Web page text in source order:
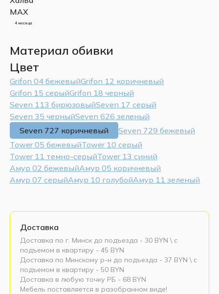
4 месяца
Материал обивки
Цвет
Grifon 04 бежевыйGrifon 12 коричневый
Grifon 15 серыйGrifon 18 черный
Seven 113 бирюзовыйSeven 17 серый
Seven 35 черныйSeven 626 зеленый
Seven 727 коричневый
Seven 729 бежевый
Tower 05 бежевыйTower 10 серый
Tower 11 темно-серыйTower 13 синий
Амур 02 бежевыйАмур 05 коричневый
Амур 07 серыйАмур 10 голубойАмур 11 зеленый
Доставка
Доставка по г. Минск до подъезда - 30 BYN \ c
подъемом в квартиру - 45 BYN
Доставка по Минскому р-н до подъезда - 37 BYN \ c
подъемом в квартиру - 50 BYN
Доставка в любую точку РБ - 68 BYN
Мебель поставляется в разобранном виде!